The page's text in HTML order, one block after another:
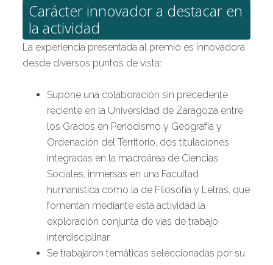
Carácter innovador a destacar en
la actividad
La experiencia presentada al premio es innovadora
desde diversos puntos de vista:
Supone una colaboración sin precedente
reciente en la Universidad de Zaragoza entre
los Grados en Periodismo y Geografía y
Ordenación del Territorio, dos titulaciones
integradas en la macroárea de Ciencias
Sociales, inmersas en una Facultad
humanística como la de Filosofía y Letras, que
fomentan mediante esta actividad la
exploración conjunta de vías de trabajo
interdisciplinar.
Se trabajaron temáticas seleccionadas por su